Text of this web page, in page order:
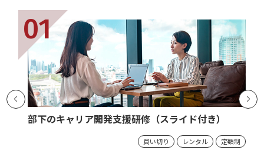
部下のキャリア開発支援研修（スライド付き）
買い切り レンタル 定額制